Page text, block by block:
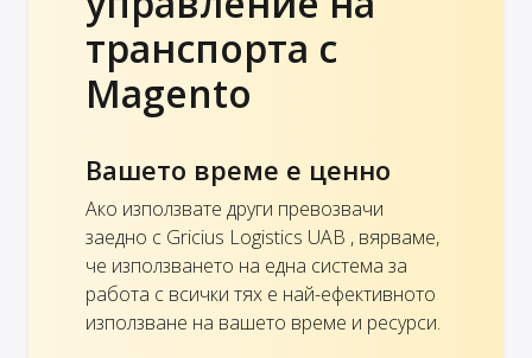
транспорта с
Magento
Вашето време е ценно
Ако използвате други превозвачи
заедно с Gricius Logistics UAB , вярваме,
че използването на една система за
работа с всички тях е най-ефективното
използване на вашето време и ресурси.